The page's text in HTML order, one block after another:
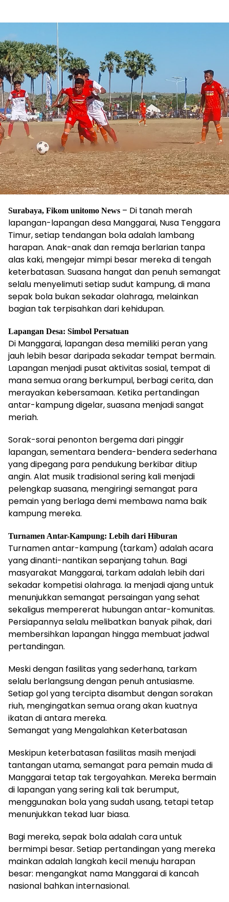
Surabaya, Fikom unitomo News – Di tanah merah
lapangan-lapangan desa Manggarai, Nusa Tenggara
Timur, setiap tendangan bola adalah lambang
harapan. Anak-anak dan remaja berlarian tanpa
alas kaki, mengejar mimpi besar mereka di tengah
keterbatasan. Suasana hangat dan penuh semangat
selalu menyelimuti setiap sudut kampung, di mana
sepak bola bukan sekadar olahraga, melainkan
bagian tak terpisahkan dari kehidupan.
Lapangan Desa: Simbol Persatuan
Di Manggarai, lapangan desa memiliki peran yang
jauh lebih besar daripada sekadar tempat bermain.
Lapangan menjadi pusat aktivitas sosial, tempat di
mana semua orang berkumpul, berbagi cerita, dan
merayakan kebersamaan. Ketika pertandingan
antar-kampung digelar, suasana menjadi sangat
meriah.
Sorak-sorai penonton bergema dari pinggir
lapangan, sementara bendera-bendera sederhana
yang dipegang para pendukung berkibar ditiup
angin. Alat musik tradisional sering kali menjadi
pelengkap suasana, mengiringi semangat para
pemain yang berlaga demi membawa nama baik
kampung mereka.
Turnamen Antar-Kampung: Lebih dari Hiburan
Turnamen antar-kampung (tarkam) adalah acara
yang dinanti-nantikan sepanjang tahun. Bagi
masyarakat Manggarai, tarkam adalah lebih dari
sekadar kompetisi olahraga. Ia menjadi ajang untuk
menunjukkan semangat persaingan yang sehat
sekaligus mempererat hubungan antar-komunitas.
Persiapannya selalu melibatkan banyak pihak, dari
membersihkan lapangan hingga membuat jadwal
pertandingan.
Meski dengan fasilitas yang sederhana, tarkam
selalu berlangsung dengan penuh antusiasme.
Setiap gol yang tercipta disambut dengan sorakan
riuh, mengingatkan semua orang akan kuatnya
ikatan di antara mereka.
Semangat yang Mengalahkan Keterbatasan
Meskipun keterbatasan fasilitas masih menjadi
tantangan utama, semangat para pemain muda di
Manggarai tetap tak tergoyahkan. Mereka bermain
di lapangan yang sering kali tak berumput,
menggunakan bola yang sudah usang, tetapi tetap
menunjukkan tekad luar biasa.
Bagi mereka, sepak bola adalah cara untuk
bermimpi besar. Setiap pertandingan yang mereka
mainkan adalah langkah kecil menuju harapan
besar: mengangkat nama Manggarai di kancah
nasional bahkan internasional.